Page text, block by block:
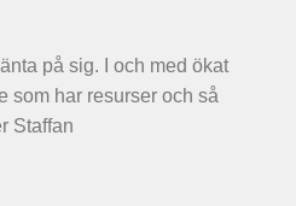
på sig. I och med ökat
som har resurser och så
Staffan